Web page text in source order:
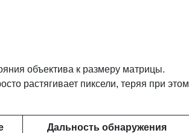
объектива к размеру матрицы.
растягивает пиксели, теряя при этом
Дальность обнаружения